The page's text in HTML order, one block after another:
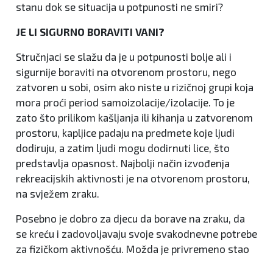
stanu dok se situacija u potpunosti ne smiri?
JE LI SIGURNO BORAVITI VANI?
Stručnjaci se slažu da je u potpunosti bolje ali i
sigurnije boraviti na otvorenom prostoru, nego
zatvoren u sobi, osim ako niste u rizičnoj grupi koja
mora proći period samoizolacije/izolacije. To je
zato što prilikom kašljanja ili kihanja u zatvorenom
prostoru, kapljice padaju na predmete koje ljudi
dodiruju, a zatim ljudi mogu dodirnuti lice, što
predstavlja opasnost. Najbolji način izvođenja
rekreacijskih aktivnosti je na otvorenom prostoru,
na svježem zraku.
Posebno je dobro za djecu da borave na zraku, da
se kreću i zadovoljavaju svoje svakodnevne potrebe
za fizičkom aktivnošću. Možda je privremeno stao